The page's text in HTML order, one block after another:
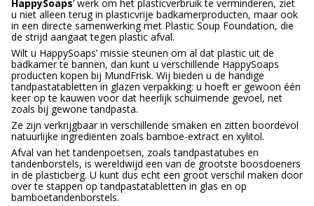
HappySoaps’ werk om het plasticverbruik te verminderen, ziet
u niet alleen terug in plasticvrije badkamerproducten, maar ook
in een directe samenwerking met Plastic Soup Foundation, die
de strijd aangaat tegen plastic afval.
Wilt u HappySoaps’ missie steunen om al dat plastic uit de
badkamer te bannen, dan kunt u verschillende HappySoaps
producten kopen bij MundFrisk. Wij bieden u de handige
tandpastatabletten in glazen verpakking: u hoeft er gewoon één
keer op te kauwen voor dat heerlijk schuimende gevoel, net
zoals bij gewone tandpasta.
Ze zijn verkrijgbaar in verschillende smaken en zitten boordevol
natuurlijke ingrediënten zoals bamboe-extract en xylitol.
Afval van het tandenpoetsen, zoals tandpastatubes en
tandenborstels, is wereldwijd een van de grootste boosdoeners
in de plasticberg. U kunt dus echt een groot verschil maken door
over te stappen op tandpastatabletten in glas en op
bamboetandenborstels.